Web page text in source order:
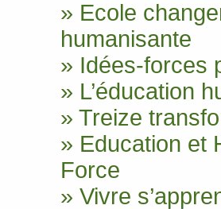
» Ecole
humanisante
» Idées-forces
» L’éducation
» Treize
» Education et
Force
» Vivre